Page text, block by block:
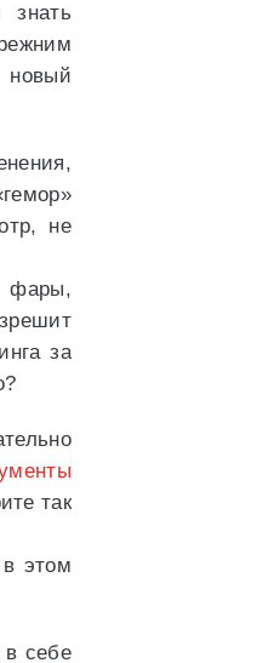
новый
не
фары,
за
так
этом
в себе